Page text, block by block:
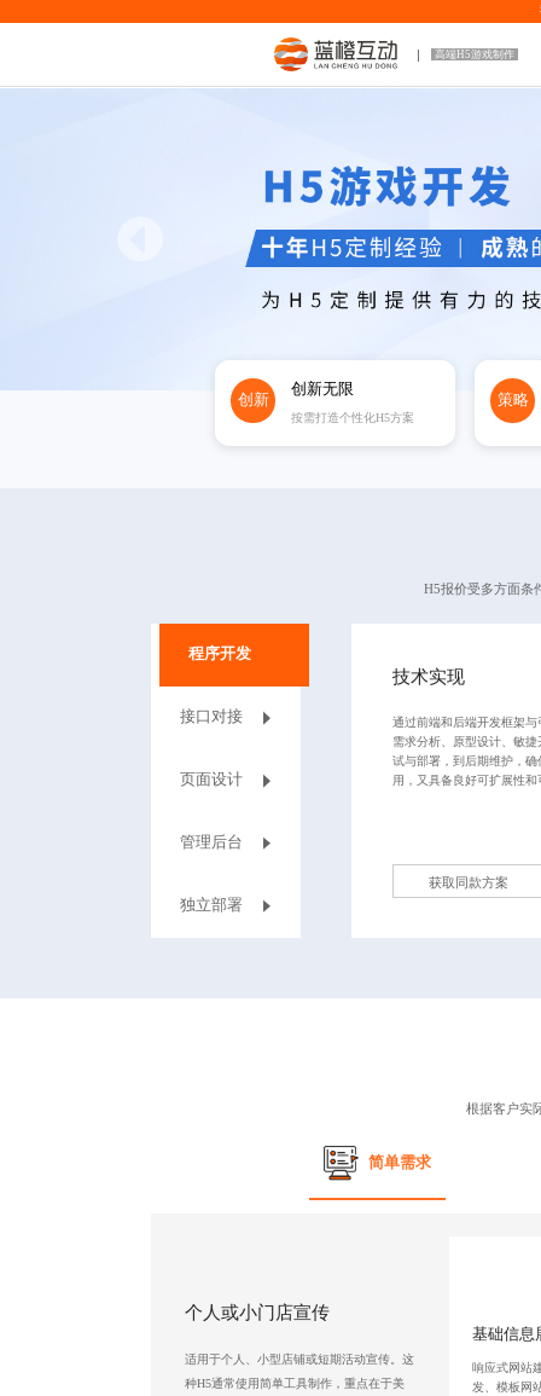
高端H5游戏制作
创新
创新无限
按需打造个性化H5方案
策略
H5报价受多方面条
程序开发
接口对接
页面设计
管理后台
独立部署
技术实现
通过前端和后端开发框架与
需求分析、原型设计、敏捷
试与部署，到后期维护，确
用，又具备良好可扩展性和
获取同款方案
根据客户实
简单需求
个人或小门店宣传
适用于个人、小型店铺或短期活动宣传。这
种H5通常使用简单工具制作，重点在于美
基础信息
响应式网站
发、模板网